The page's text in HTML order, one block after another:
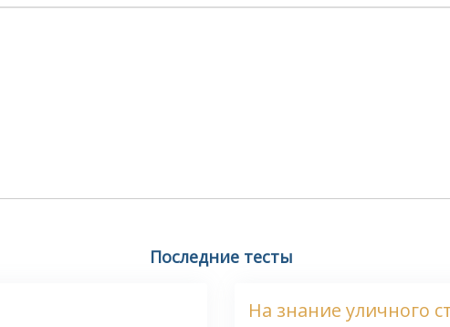
Последние тесты
На знание уличного